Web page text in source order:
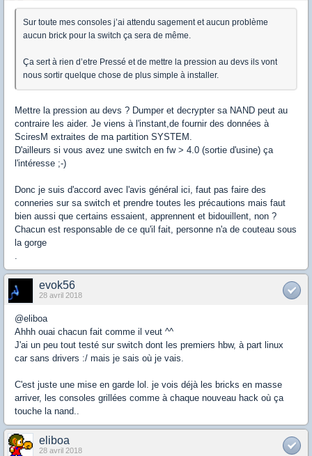
Sur toute mes consoles j’ai attendu sagement et aucun problème
aucun brick pour la switch ça sera de même.
Ça sert à rien d’etre Pressé et de mettre la pression au devs ils vont
nous sortir quelque chose de plus simple à installer.
Mettre la pression au devs ? Dumper et decrypter sa NAND peut au
contraire les aider. Je viens à l'instant,de fournir des données à
SciresM extraites de ma partition SYSTEM.
D'ailleurs si vous avez une switch en fw > 4.0 (sortie d'usine) ça
l'intéresse ;-)
Donc je suis d'accord avec l'avis général ici, faut pas faire des
conneries sur sa switch et prendre toutes les précautions mais faut
bien aussi que certains essaient, apprennent et bidouillent, non ?
Chacun est responsable de ce qu'il fait, personne n'a de couteau sous
la gorge
.
evok56
28 avril 2018
@eliboa
Ahhh ouai chacun fait comme il veut ^^
J'ai un peu tout testé sur switch dont les premiers hbw, à part linux
car sans drivers :/ mais je sais où je vais.
C'est juste une mise en garde lol. je vois déjà les bricks en masse
arriver, les consoles grillées comme à chaque nouveau hack où ça
touche la nand..
eliboa
28 avril 2018